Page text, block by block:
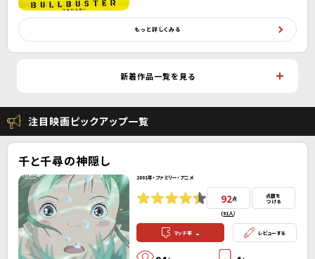
もっと詳しくみる
新着作品一覧を見る
注目映画ピックアップ一覧
千と千尋の神隠し
2001年・ファミリー・アニメ
92点
(91人）
点数を
つける
マッチ率 - レビューする